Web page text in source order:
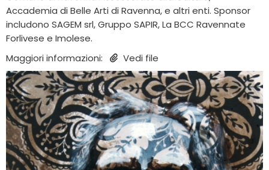
Accademia di Belle Arti di Ravenna, e altri enti. Sponsor
includono SAGEM srl, Gruppo SAPIR, La BCC Ravennate
Forlivese e Imolese.
Maggiori informazioni:
Vedi file